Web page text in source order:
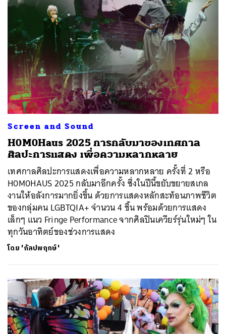
Screen and Sound
H0M0Haus 2025 การกลับมาของเทศกาล
ศิลปะการแสดง เพื่อความหลากหลาย
เทศกาลศิลปะการแสดงเพื่อความหลากหลาย ครั้งที่ 2 หรือ
H0M0HAUS 2025 กลับมาอีกครั้ง ซึ่งในปีนี้ขยับขยายสเกล
งานให้อลังการมากยิ่งขึ้น ด้วยการแสดงหลักสะท้อนภาพชีวิต
ของกลุ่มคน LGBTQIA+ จำนวน 4 ชิ้น พร้อมด้วยการแสดง
เล็กๆ แนว Fringe Performance จากศิลปินเควียร์รุ่นใหม่ๆ ใน
ทุกวันอาทิตย์ของช่วงการแสดง
โดย 'กัลปพฤกษ์'